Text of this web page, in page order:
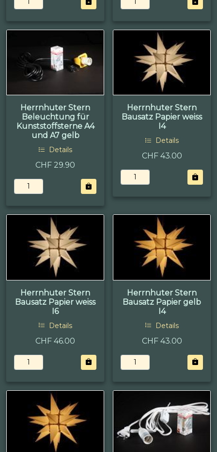
Herrnhuter Stern
Beleuchtung für
Kunststoffsterne A4
und A7 gelb
Details
CHF 29.90
Herrnhuter Stern
Bausatz Papier weiss
I4
Details
CHF 43.00
Herrnhuter Stern
Bausatz Papier weiss
I6
Details
CHF 46.00
Herrnhuter Stern
Bausatz Papier gelb
I4
Details
CHF 43.00